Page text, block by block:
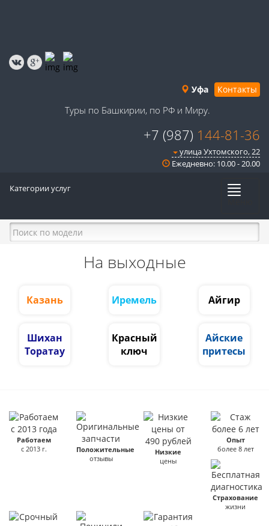
Уфа Контакты
Туры по Башкирии, по РФ и Миру.
+7 (987) 144-81-36
улица Ухтомского, 22
Ежедневно: 10.00 - 20.00
Категории услуг
На выходные
Казань Иремель Айгир
Шихан
Торатау
Красный
ключ
Айские
притесы
Работаем
с 2013 г.
Положительные
отзывы
Низкие
цены
Опыт
более 8 лет
Страхование
жизни